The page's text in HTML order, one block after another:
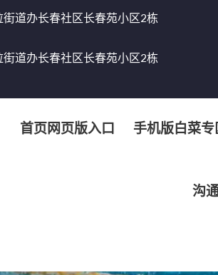
道办长春社区长春苑小区2栋
道办长春社区长春苑小区2栋
首页网页版入口 手机版白菜
沟